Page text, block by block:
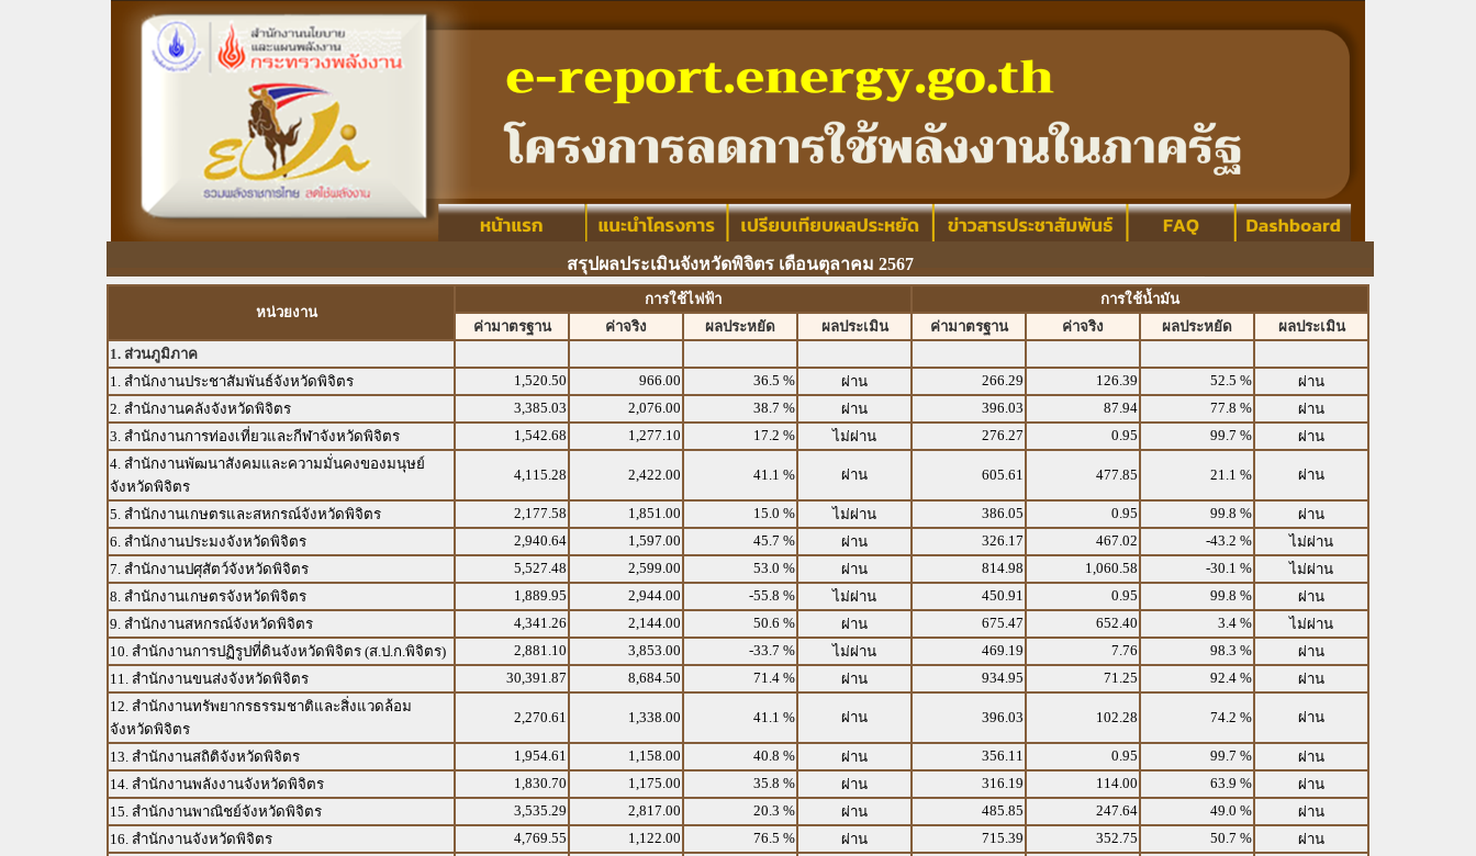
สรุปผลประเมินจังหวัดพิจิตร เดือนตุลาคม 2567
หน่วยงาน
การใช้ไฟฟ้า
การใช้น้ำมัน
ค่ามาตรฐาน
ค่าจริง ผลประหยัด ผลประเมิน ค่ามาตรฐาน ค่าจริง ผลประหยัด
ผลประเมิน
1. ส่วนภูมิภาค
1. สำนักงานประชาสัมพันธ์จังหวัดพิจิตร
1,520.50 966.00 36.5 % ผ่าน 266.29 126.39 52.5 %
ผ่าน
2. สำนักงานคลังจังหวัดพิจิตร
3,385.03 2,076.00 38.7 % ผ่าน 396.03 87.94 77.8 %
ผ่าน
3. สำนักงานการท่องเที่ยวและกีฬาจังหวัดพิจิตร
1,542.68 1,277.10 17.2 % ไม่ผ่าน 276.27 0.95 99.7 %
ผ่าน
4. สำนักงานพัฒนาสังคมและความมั่นคงของมนุษย์
จังหวัดพิจิตร
4,115.28 2,422.00 41.1 % ผ่าน 605.61 477.85 21.1 % ผ่าน
5. สำนักงานเกษตรและสหกรณ์จังหวัดพิจิตร 2,177.58 1,851.00 15.0 % ไม่ผ่าน 386.05 0.95 99.8 %
ผ่าน
6. สำนักงานประมงจังหวัดพิจิตร
2,940.64 1,597.00 45.7 % ผ่าน 326.17 467.02 -43.2 %
ไม่ผ่าน
7. สำนักงานปศุสัตว์จังหวัดพิจิตร
5,527.48 2,599.00 53.0 % ผ่าน 814.98 1,060.58 -30.1 %
ไม่ผ่าน
8. สำนักงานเกษตรจังหวัดพิจิตร
1,889.95 2,944.00 -55.8 % ไม่ผ่าน 450.91 0.95 99.8 %
ผ่าน
9. สำนักงานสหกรณ์จังหวัดพิจิตร
4,341.26 2,144.00 50.6 % ผ่าน 675.47 652.40 3.4 %
ไม่ผ่าน
10. สำนักงานการปฏิรูปที่ดินจังหวัดพิจิตร (ส.ป.ก.พิจิตร)
2,881.10 3,853.00 -33.7 % ไม่ผ่าน 469.19 7.76 98.3 %
ผ่าน
11. สำนักงานขนส่งจังหวัดพิจิตร
30,391.87 8,684.50 71.4 % ผ่าน 934.95 71.25 92.4 %
ผ่าน
12. สำนักงานทรัพยากรธรรมชาติและสิ่งแวดล้อม
จังหวัดพิจิตร
2,270.61 1,338.00 41.1 % ผ่าน 396.03 102.28 74.2 % ผ่าน
13. สำนักงานสถิติจังหวัดพิจิตร 1,954.61 1,158.00 40.8 % ผ่าน 356.11 0.95 99.7 %
ผ่าน
14. สำนักงานพลังงานจังหวัดพิจิตร
1,830.70 1,175.00 35.8 % ผ่าน 316.19 114.00 63.9 %
ผ่าน
15. สำนักงานพาณิชย์จังหวัดพิจิตร
3,535.29 2,817.00 20.3 % ผ่าน 485.85 247.64 49.0 %
ผ่าน
16. สำนักงานจังหวัดพิจิตร
4,769.55 1,122.00 76.5 % ผ่าน 715.39 352.75 50.7 %
ผ่าน